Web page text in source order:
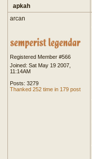
apkah
arcan
Registered Member #566
Joined: Sat May 19 2007,
11:14AM
Posts: 3279
Thanked 252 time in 179 post